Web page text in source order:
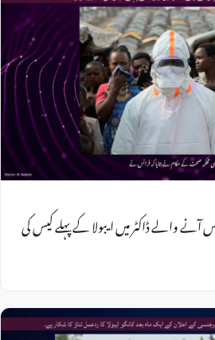
والے ڈاکٹر میں ایبولا کے پہلے کیس کی